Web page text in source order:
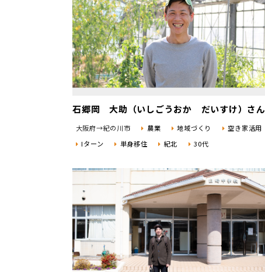
石郷岡 大助（いしごうおか だいすけ）さん
大阪府→紀の川市 農業 地域づくり
空き家活用
Iターン
単身移住 紀北 30代